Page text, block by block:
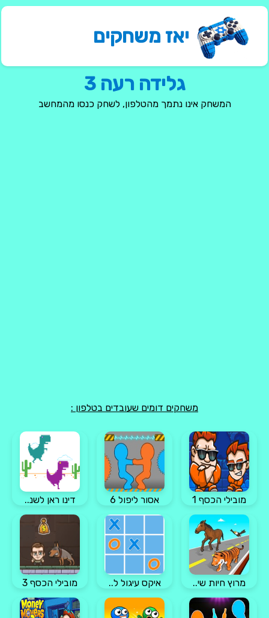
יאז משחקים
גלידה רעה 3
המשחק אינו נתמך מהטלפון, לשחק כנסו מהמחשב
משחקים דומים שעובדים בטלפון :
מובילי הכסף 1 אסור ליפול 6 דינו ראן לשנ..
מרוץ חיות שי.. איקס עיגול ל.. מובילי הכסף 3